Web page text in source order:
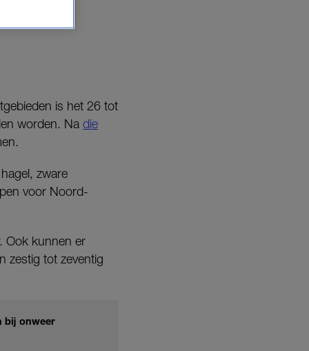
is het 26 tot
worden. Na die
zware
voor Noord-
Ook kunnen er
zestig tot zeventig
bij onweer